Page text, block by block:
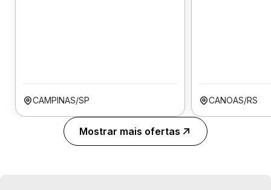
CAMPINAS/SP CANOAS/RS
Mostrar mais ofertas